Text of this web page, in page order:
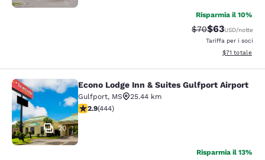
Risparmia il 10%
Tariffa di
$70Tariffa
$63USD/notte
Tariffa per i soci
Visualizza i
$71 totale
Econo Lodge Inn & Suites Gulfport
20
Econo Lodge Inn & Suites Gulfport Airport
Gulfport, MS
25.44 km
Valutazione di 2.9 stelle. Discreto. 444 recensioni
2.9(444)
Risparmia il 13%